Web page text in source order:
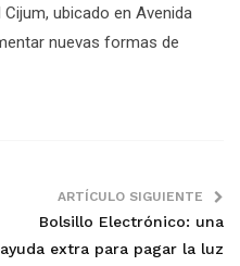
ubicado en Avenida
nuevas formas de
ARTÍCULO SIGUIENTE
Bolsillo Electrónico: una
ayuda extra para pagar la luz